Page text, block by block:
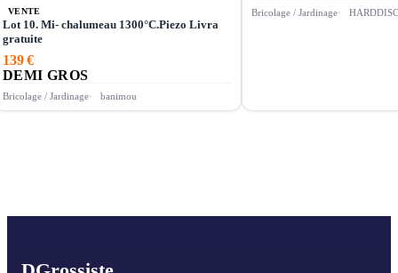
VENTE
Lot 10. Mi- chalumeau 1300°C.Piezo Livra
gratuite
139 €
DEMI GROS
Bricolage / Jardinage banimou
Bricolage / Jardinage